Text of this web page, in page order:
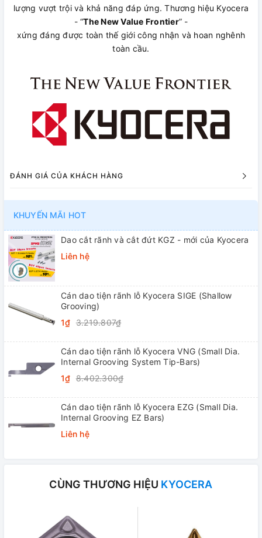
lượng vượt trội và khả năng đáp ứng. Thương hiệu Kyocera
- “The New Value Frontier” -
xứng đáng được toàn thế giới công nhận và hoan nghênh
toàn cầu.
ĐÁNH GIÁ CỦA KHÁCH HÀNG
KHUYẾN MÃI HOT
Dao cắt rãnh và cắt đứt KGZ - mới của Kyocera
Liên hệ
Cán dao tiện rãnh lỗ Kyocera SIGE (Shallow
Grooving)
1₫ 3.219.807₫
Cán dao tiện rãnh lỗ Kyocera VNG (Small Dia.
Internal Grooving System Tip-Bars)
1₫ 8.402.300₫
Cán dao tiện rãnh lỗ Kyocera EZG (Small Dia.
Internal Grooving EZ Bars)
Liên hệ
CÙNG THƯƠNG HIỆU KYOCERA